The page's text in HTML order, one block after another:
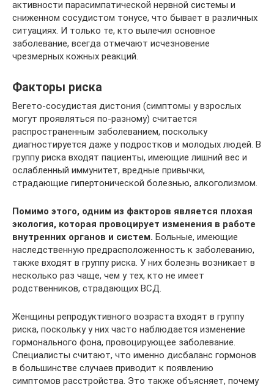
активности парасимпатической нервной системы и
сниженном сосудистом тонусе, что бывает в различных
ситуациях. И только те, кто вылечил основное
заболевание, всегда отмечают исчезновение
чрезмерных кожных реакций.
Факторы риска
Вегето-сосудистая дистония (симптомы у взрослых
могут проявляться по-разному) считается
распространенным заболеванием, поскольку
диагностируется даже у подростков и молодых людей. В
группу риска входят пациенты, имеющие лишний вес и
ослабленный иммунитет, вредные привычки,
страдающие гипертонической болезнью, алкоголизмом.
Помимо этого, одним из факторов является плохая
экология, которая провоцирует изменения в работе
внутренних органов и систем. Больные, имеющие
наследственную предрасположенность к заболеванию,
также входят в группу риска. У них болезнь возникает в
несколько раз чаще, чем у тех, кто не имеет
родственников, страдающих ВСД.
Женщины репродуктивного возраста входят в группу
риска, поскольку у них часто наблюдается изменение
гормонального фона, провоцирующее заболевание.
Специалисты считают, что именно дисбаланс гормонов
в большинстве случаев приводит к появлению
симптомов расстройства. Это также объясняет, почему